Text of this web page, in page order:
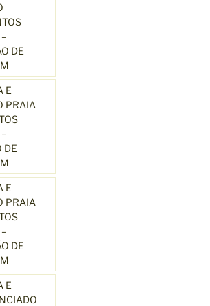
DE
E
PRAIA
DE
E
PRAIA
DE
E